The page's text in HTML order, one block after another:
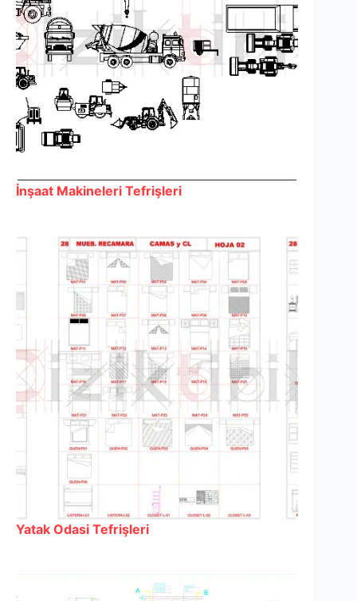
İnşaat Makineleri Tefrişleri
Yatak Odasi Tefrişleri